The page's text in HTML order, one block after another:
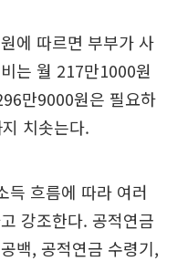
에 따르면 부부가 사
는 월 217만1000원
만9000원은 필요하
치솟는다.
득 흐름에 따라 여러
강조한다. 공적연금
백, 공적연금 수령기,